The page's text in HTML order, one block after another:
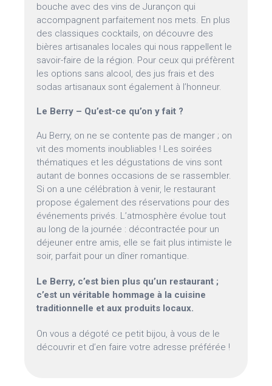
bouche avec des vins de Jurançon qui
accompagnent parfaitement nos mets. En plus
des classiques cocktails, on découvre des
bières artisanales locales qui nous rappellent le
savoir-faire de la région. Pour ceux qui préfèrent
les options sans alcool, des jus frais et des
sodas artisanaux sont également à l’honneur.
Le Berry – Qu’est-ce qu’on y fait ?
Au Berry, on ne se contente pas de manger ; on
vit des moments inoubliables ! Les soirées
thématiques et les dégustations de vins sont
autant de bonnes occasions de se rassembler.
Si on a une célébration à venir, le restaurant
propose également des réservations pour des
événements privés. L’atmosphère évolue tout
au long de la journée : décontractée pour un
déjeuner entre amis, elle se fait plus intimiste le
soir, parfait pour un dîner romantique.
Le Berry, c’est bien plus qu’un restaurant ;
c’est un véritable hommage à la cuisine
traditionnelle et aux produits locaux.
On vous a dégoté ce petit bijou, à vous de le
découvrir et d’en faire votre adresse préférée !